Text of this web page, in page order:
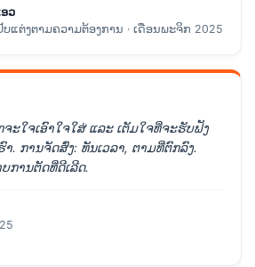
ວ
ແຕ່ງຕາມຄວາມຕ້ອງການ · ເດືອນພະຈິກ 2025
ະໃຈເອົາໃຈໃສ່ ແລະ ເຕັມໃຈທີ່ຈະຮັບຟັງ
. ການຈັດສົ່ງ: ທັນເວລາ, ຕາມທີ່ຕົກລົງ.
ການຕັດທີ່ດີເລີດ.